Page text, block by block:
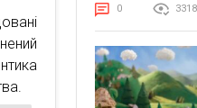
0 3318